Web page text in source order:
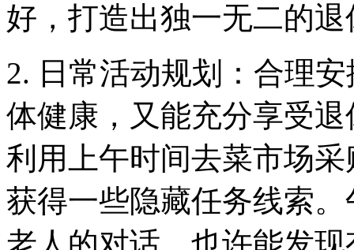
好，打造出独一无二的
2. 日常活动规划：合理
体健康，又能充分享受
利用上午时间去菜市场
获得一些隐藏任务线索